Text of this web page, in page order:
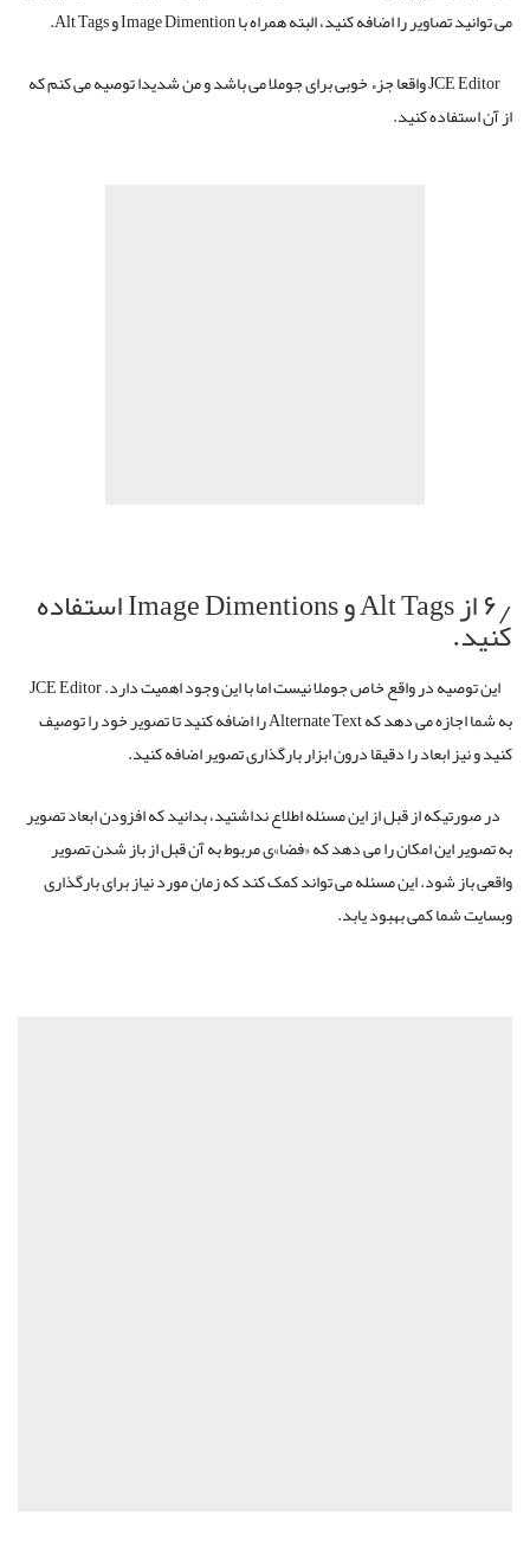
می توانید تصاویر را اضافه کنید، البته همراه با Image Dimention و Alt Tags.
JCE Editor واقعا جزء خوبی برای جوملا می باشد و من شدیدا توصیه می کنم که
از آن استفاده کنید.
۶٫ از Alt Tags و Image Dimentions استفاده
کنید.
این توصیه در واقع خاص جوملا نیست اما با این وجود اهمیت دارد. JCE Editor
به شما اجازه می دهد که Alternate Text را اضافه کنید تا تصویر خود را توصیف
کنید و نیز ابعاد را دقیقا درون ابزار بارگذاری تصویر اضافه کنید.
در صورتیکه از قبل از این مسئله اطلاع نداشتید، بدانید که افزودن ابعاد تصویر
به تصویر این امکان را می دهد که «فضا»ی مربوط به آن قبل از باز شدن تصویر
واقعی باز شود. این مسئله می تواند کمک کند که زمان مورد نیاز برای بارگذاری
وبسایت شما کمی بهبود یابد.